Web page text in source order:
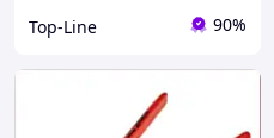
Top-Line 90%